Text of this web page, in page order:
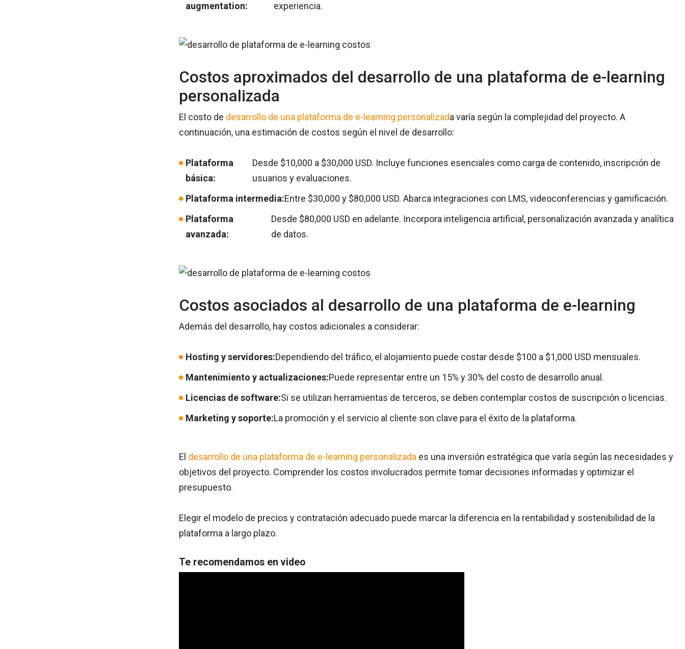
augmentation:
experiencia.
Costos aproximados del desarrollo de una plataforma de e-learning
personalizada
El costo de desarrollo de una plataforma de e-learning personalizada varía según la complejidad del proyecto. A
continuación, una estimación de costos según el nivel de desarrollo:
Plataforma
básica:
Desde $10,000 a $30,000 USD. Incluye funciones esenciales como carga de contenido, inscripción de
usuarios y evaluaciones.
Plataforma intermedia:Entre $30,000 y $80,000 USD. Abarca integraciones con LMS, videoconferencias y gamificación.
Plataforma
avanzada:
Desde $80,000 USD en adelante. Incorpora inteligencia artificial, personalización avanzada y analítica
de datos.
Costos asociados al desarrollo de una plataforma de e-learning
Además del desarrollo, hay costos adicionales a considerar:
Hosting y servidores:Dependiendo del tráfico, el alojamiento puede costar desde $100 a $1,000 USD mensuales.
Mantenimiento y actualizaciones:Puede representar entre un 15% y 30% del costo de desarrollo anual.
Licencias de software:Si se utilizan herramientas de terceros, se deben contemplar costos de suscripción o licencias.
Marketing y soporte:La promoción y el servicio al cliente son clave para el éxito de la plataforma.
El desarrollo de una plataforma de e-learning personalizada es una inversión estratégica que varía según las necesidades y
objetivos del proyecto. Comprender los costos involucrados permite tomar decisiones informadas y optimizar el
presupuesto.
Elegir el modelo de precios y contratación adecuado puede marcar la diferencia en la rentabilidad y sostenibilidad de la
plataforma a largo plazo.
Te recomendamos en video